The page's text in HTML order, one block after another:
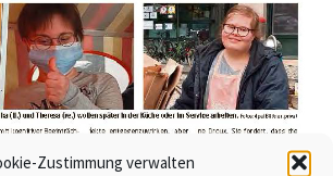
Zustimmung verwalten